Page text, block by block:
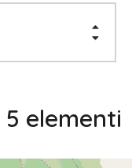
5 elementi